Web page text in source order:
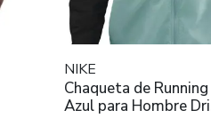
NIKE
Chaqueta de Running Nike Stride
Azul para Hombre